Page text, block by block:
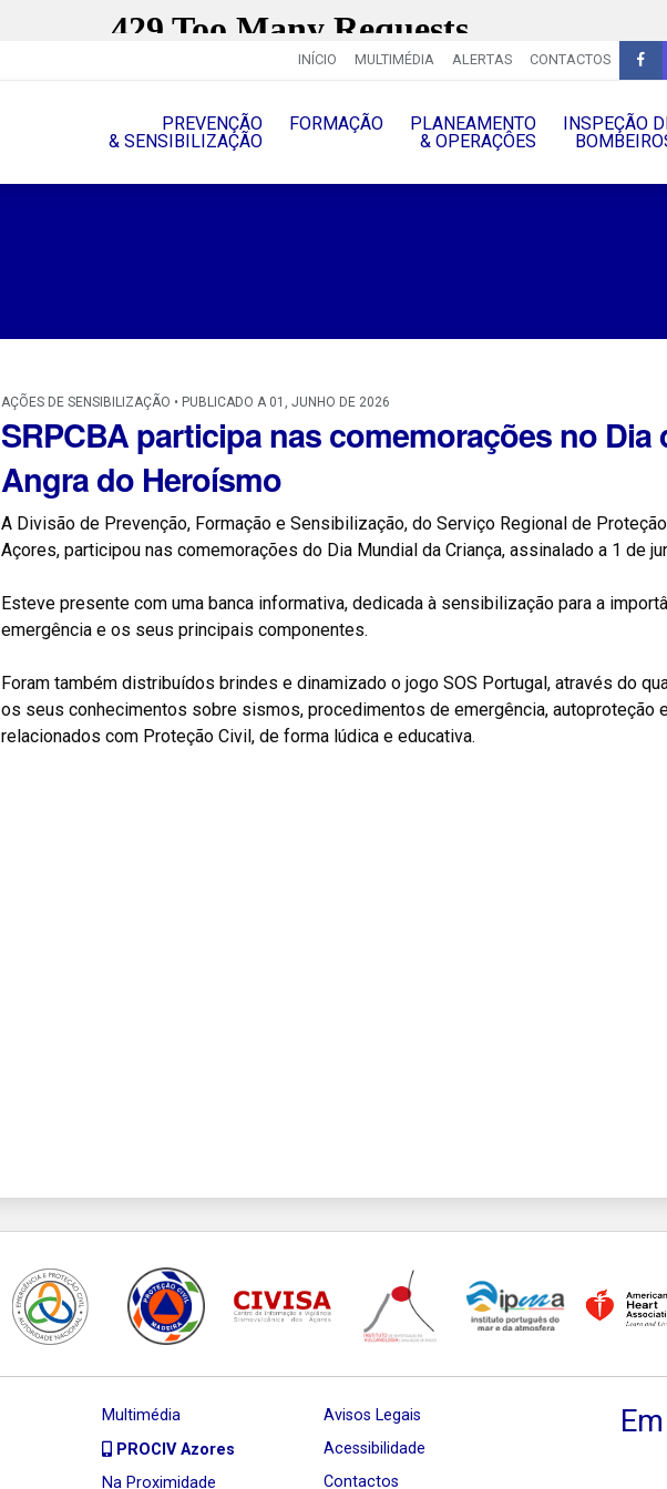
INÍCIO MULTIMÉDIA ALERTAS CONTACTOS
PREVENÇÃO
& SENSIBILIZAÇÃO
FORMAÇÃO
PLANEAMENTO
& OPERAÇÔES
INSPEÇÃO
AÇÕES DE SENSIBILIZAÇÃO • PUBLICADO A 01, JUNHO DE 2026
SRPCBA participa nas comemorações no Dia
Angra do Heroísmo
A Divisão de Prevenção, Formação e Sensibilização, do Serviço Regional de
Açores, participou nas comemorações do Dia Mundial da Criança, assinalado a 1 de
Esteve presente com uma banca informativa, dedicada à sensibilização para a
emergência e os seus principais componentes.
Foram também distribuídos brindes e dinamizado o jogo SOS Portugal, através do
os seus conhecimentos sobre sismos, procedimentos de emergência, autoproteção
relacionados com Proteção Civil, de forma lúdica e educativa.
Multimédia
PROCIV Azores
Na Proximidade
Avisos Legais
Acessibilidade
Contactos